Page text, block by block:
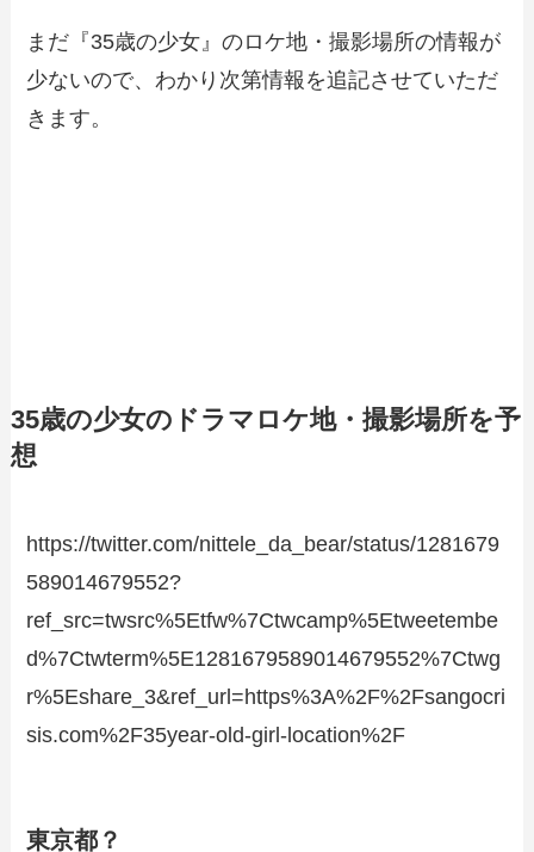
まだ『35歳の少女』のロケ地・撮影場所の情報が
少ないので、わかり次第情報を追記させていただ
きます。
35歳の少女のドラマロケ地・撮影場所を予
想
https://twitter.com/nittele_da_bear/status/1281679
589014679552?
ref_src=twsrc%5Etfw%7Ctwcamp%5Etweetembe
d%7Ctwterm%5E1281679589014679552%7Ctwg
r%5Eshare_3&ref_url=https%3A%2F%2Fsangocri
sis.com%2F35year-old-girl-location%2F
東京都？